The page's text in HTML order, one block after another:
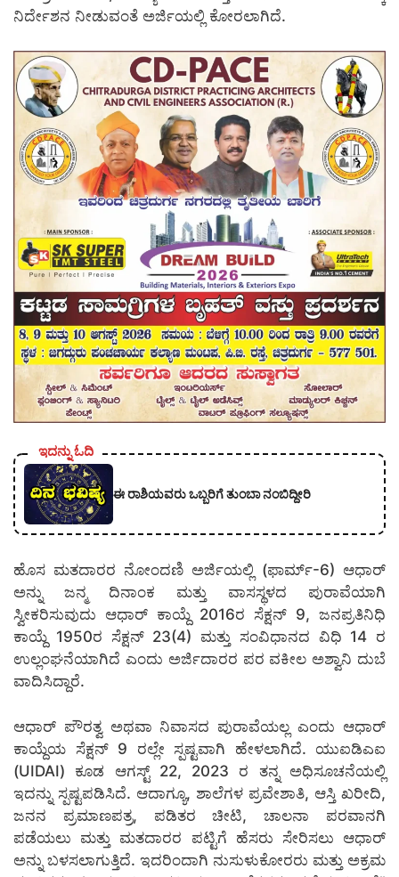
ನಿರ್ದೇಶನ ನೀಡುವಂತೆ ಅರ್ಜಿಯಲ್ಲಿ ಕೋರಲಾಗಿದೆ.
ಇದನ್ನು ಓದಿ
ಈ ರಾಶಿಯವರು ಒಬ್ಬರಿಗೆ ತುಂಬಾ ನಂಬಿದ್ದೀರಿ
ಹೊಸ ಮತದಾರರ ನೋಂದಣಿ ಅರ್ಜಿಯಲ್ಲಿ (ಫಾರ್ಮ್-6) ಆಧಾರ್
ಅನ್ನು ಜನ್ಮ ದಿನಾಂಕ ಮತ್ತು ವಾಸಸ್ಥಳದ ಪುರಾವೆಯಾಗಿ
ಸ್ವೀಕರಿಸುವುದು ಆಧಾರ್ ಕಾಯ್ದೆ 2016ರ ಸೆಕ್ಷನ್ 9, ಜನಪ್ರತಿನಿಧಿ
ಕಾಯ್ದೆ 1950ರ ಸೆಕ್ಷನ್ 23(4) ಮತ್ತು ಸಂವಿಧಾನದ ವಿಧಿ 14 ರ
ಉಲ್ಲಂಘನೆಯಾಗಿದೆ ಎಂದು ಅರ್ಜಿದಾರರ ಪರ ವಕೀಲ ಅಶ್ವಾನಿ ದುಬೆ
ವಾದಿಸಿದ್ದಾರೆ.
ಆಧಾರ್ ಪೌರತ್ವ ಅಥವಾ ನಿವಾಸದ ಪುರಾವೆಯಲ್ಲ ಎಂದು ಆಧಾರ್
ಕಾಯ್ದೆಯ ಸೆಕ್ಷನ್ 9 ರಲ್ಲೇ ಸ್ಪಷ್ಟವಾಗಿ ಹೇಳಲಾಗಿದೆ. ಯುಐಡಿಎಐ
(UIDAI) ಕೂಡ ಆಗಸ್ಟ್ 22, 2023 ರ ತನ್ನ ಅಧಿಸೂಚನೆಯಲ್ಲಿ
ಇದನ್ನು ಸ್ಪಷ್ಟಪಡಿಸಿದೆ. ಆದಾಗ್ಯೂ, ಶಾಲೆಗಳ ಪ್ರವೇಶಾತಿ, ಆಸ್ತಿ ಖರೀದಿ,
ಜನನ ಪ್ರಮಾಣಪತ್ರ, ಪಡಿತರ ಚೀಟಿ, ಚಾಲನಾ ಪರವಾನಗಿ
ಪಡೆಯಲು ಮತ್ತು ಮತದಾರರ ಪಟ್ಟಿಗೆ ಹೆಸರು ಸೇರಿಸಲು ಆಧಾರ್
ಅನ್ನು ಬಳಸಲಾಗುತ್ತಿದೆ. ಇದರಿಂದಾಗಿ ನುಸುಳುಕೋರರು ಮತ್ತು ಅಕ್ರಮ